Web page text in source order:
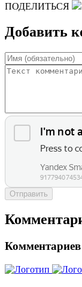
ПОДЕЛИТЬСЯ
Добавить
Отправить